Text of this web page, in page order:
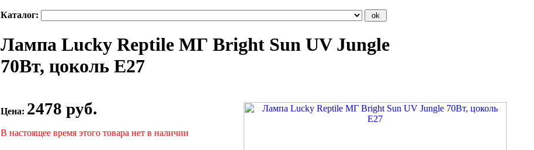
Каталог:
Лампа Lucky Reptile МГ Bright Sun UV Jungle
70Вт, цоколь Е27
Цена: 2478 руб.
В настоящее время этого товара нет в наличии